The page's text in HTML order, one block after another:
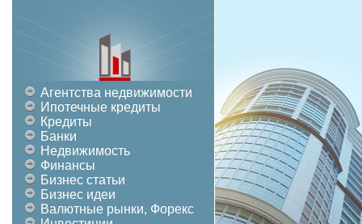
Агентства недвижимости
Ипотечные кредиты
Кредиты
Банки
Недвижимость
Финансы
Бизнес статьи
Бизнес идеи
Валютные рынки, Форекс